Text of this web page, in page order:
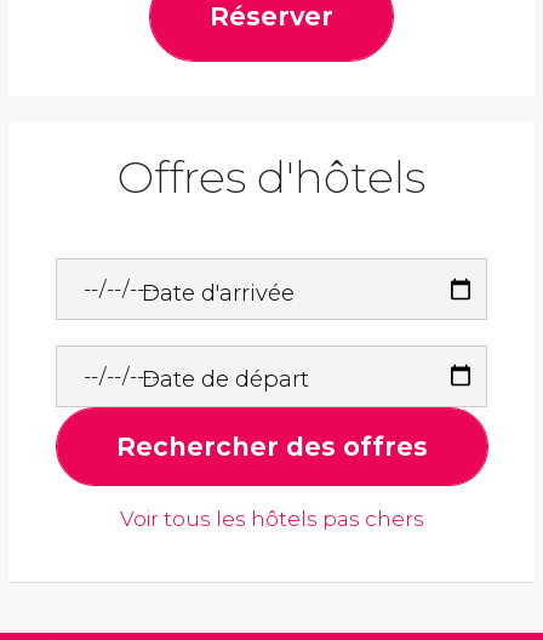
Réserver
Offres d'hôtels
Date d'arrivée
Date de départ
Rechercher des offres
Voir tous les hôtels pas chers